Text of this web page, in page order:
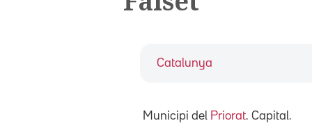
Catalunya
Municipi del Priorat. Capital.